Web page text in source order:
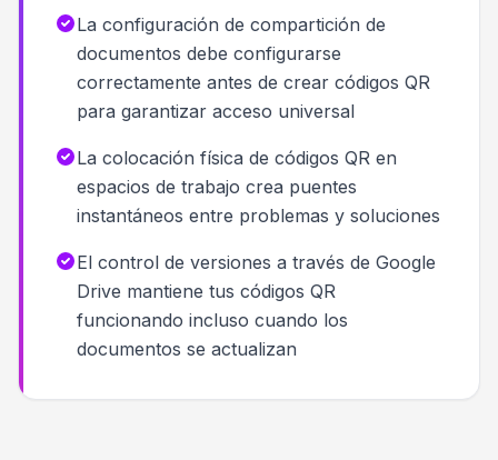
La configuración de compartición de
documentos debe configurarse
correctamente antes de crear códigos QR
para garantizar acceso universal
La colocación física de códigos QR en
espacios de trabajo crea puentes
instantáneos entre problemas y soluciones
El control de versiones a través de Google
Drive mantiene tus códigos QR
funcionando incluso cuando los
documentos se actualizan